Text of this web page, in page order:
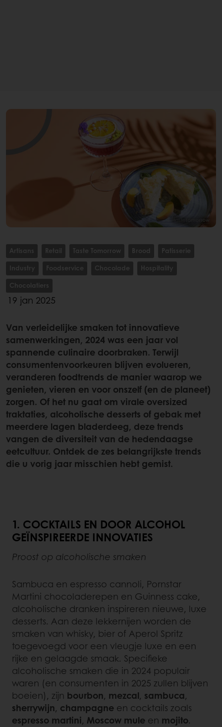
Artisans Retail Taste Tomorrow Brood
Patisserie
Industry
Foodservice Chocolade
Hospitality
Chocolatiers
19 jan 2025
Van verleidelijke smaken tot innovatieve
samenwerkingen, 2024 was een jaar vol
spannende culinaire doorbraken. Terwijl
consumentenvoorkeuren blijven evolueren,
veranderen foodtrends de manier waarop we
genieten, vieren en voor onszelf (en de planeet)
zorgen. Of het nu gaat om virale oversized
traktaties, alcoholische desserts of gebak met
meerdere lagen bladerdeeg, deze trends
vangen de diversiteit van de hedendaagse
eetcultuur. Ontdek de zes belangrijkste trends
die u vorig jaar misschien hebt gemist.
1. COCKTAILS EN DOOR ALCOHOL
GEÏNSPIREERDE INNOVATIES
Proost op alcoholische smaken
Sambuca en espresso cannoli, Pornstar
Martini chocoladerepen en Guinness cake,
alcoholische dranken inspireren nieuwe, luxe
desserts. Aan deze lekkernijen worden de
smaken van whisky, bier of Aperol Spritz
toegevoegd voor een vleugje luxe en een
rijke en gelaagde smaak. Specifieke
alcoholische smaken die in 2024 populair
waren (en consumenten in 2025 zullen blijven
boeien), zijn bourbon, mezcal, sambuca,
sherrywijn, champagne en cocktails zoals
espresso martini, Moscow mule en mojito.